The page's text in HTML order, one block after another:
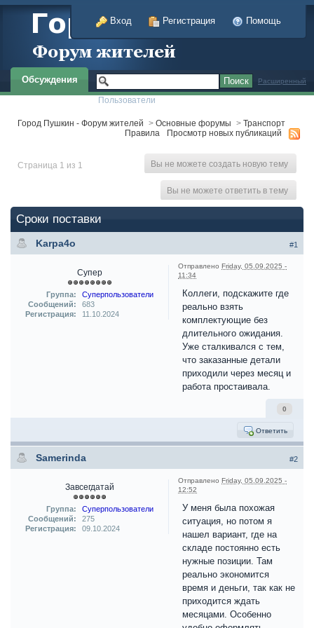
Вход Регистрация Помощь
Расширенный
Обсуждения
Пользователи
Город Пушкин - Форум жителей > Основные форумы > Транспорт
Правила
Просмотр новых публикаций
Страница 1 из 1 Вы не можете создать новую тему
Вы не можете ответить в тему
Сроки поставки
#1
Karpa4o
Супер
Группа:
Суперпользователи
Сообщений:
683
Регистрация:
11.10.2024
Отправлено Friday, 05.09.2025 -
11:34
Коллеги, подскажите где
реально взять
комплектующие без
длительного ожидания.
Уже сталкивался с тем,
что заказанные детали
приходили через месяц и
работа простаивала.
0
Ответить
#2
Samerinda
Завсегдатай
Группа:
Суперпользователи
Сообщений:
275
Регистрация:
09.10.2024
Отправлено Friday, 05.09.2025 -
12:52
У меня была похожая
ситуация, но потом я
нашел вариант, где на
складе постоянно есть
нужные позиции. Там
реально экономится
время и деньги, так как не
приходится ждать
месяцами. Особенно